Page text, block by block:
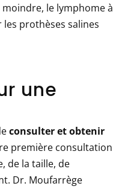
le lymphome à
les prothèses salines
une
consulter et obtenir
première consultation
de la taille, de
Dr. Moufarrège